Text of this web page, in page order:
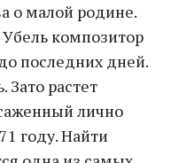
о малой родине.
композитор
последних дней.
Зато растет
лично
году. Найти